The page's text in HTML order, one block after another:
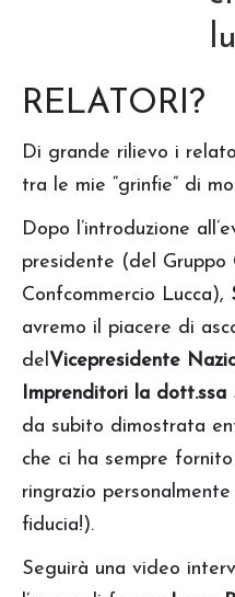
RELATORI?
Di grande rilievo i
tra le mie “grinfie” di
Dopo l’introduzione
presidente (del Gruppo
Confcommercio Lucca),
avremo il piacere di
delVicepresidente
Imprenditori la dott.ssa
da subito dimostrata
che ci ha sempre
ringrazio
fiducia!).
Seguirà una video